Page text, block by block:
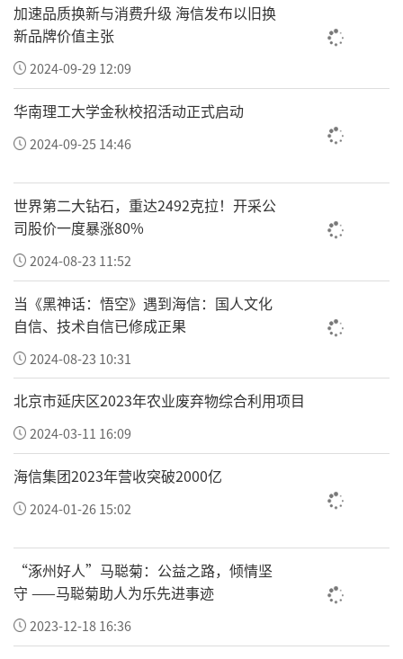
光看总量还不足以说明问题。长三角另一个强
大之处在于能打的优势产业众多，形成了
经济。
千亿产业是工业经济的 " 脊梁 "。全国乃至世界
工业 TOP 3 的苏州、深圳、上海，千亿产业产
值均超过 3 万亿。
但从千亿产业数量看，上海12个，苏州11个，
其中苏州不仅千亿产业总产值最高且门类丰
富，其单个产业实力也十分亮眼。11个千亿产
业中，有9个产业位居对应行业前三名，其中3
个更高居第一，分别为通用设备制造业、专用
设备制造业、橡胶和塑料制品业。
加速品质换新与消费升级 海信发布以旧换
新品牌价值主张
2024-09-29 12:09
华南理工大学金秋校招活动正式启动
2024-09-25 14:46
世界第二大钻石，重达2492克拉！开采公
司股价一度暴涨80%
2024-08-23 11:52
当《黑神话：悟空》遇到海信：国人文化
自信、技术自信已修成正果
2024-08-23 10:31
北京市延庆区2023年农业废弃物综合利用项目
2024-03-11 16:09
海信集团2023年营收突破2000亿
2024-01-26 15:02
“涿州好人”马聪菊：公益之路，倾情坚
守 ——马聪菊助人为乐先进事迹
2023-12-18 16:36